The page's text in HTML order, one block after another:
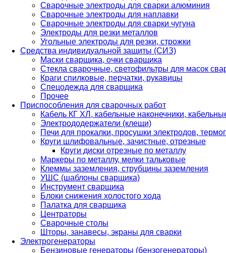
Сварочные электроды для сварки алюминия
Сварочные электроды для наплавки
Сварочные электроды для сварки чугуна
Электроды для резки металлов
Угольные электроды для резки, строжки
Средства индивидуальной защиты (СИЗ)
Маски сварщика, очки сварщика
Стекла сварочные, светофильтры для масок
Краги спилковые, перчатки, рукавицы
Спецодежда для сварщика
Прочее
Приспособления для сварочных работ
Кабель КГ ХЛ, кабельные наконечники,
Электрододержатели (клещи)
Печи для прокалки, просушки электродов,
Круги шлифовальные, зачистные, отрезные
Круги диски отрезные по металлу
Маркеры по металлу, мелки тальковые
Клеммы заземления, струбцины заземления
УШС (шаблоны сварщика)
Инструмент сварщика
Блоки снижения холостого хода
Палатка для сварщика
Центраторы
Сварочные столы
Шторы, занавесы, экраны для сварки
Электрогенераторы
Бензиновые генераторы (бензогенераторы)